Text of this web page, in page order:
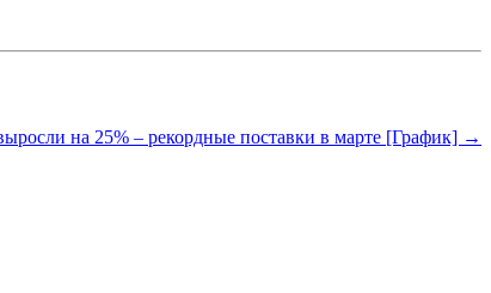
на 25% – рекордные поставки в марте [График] →